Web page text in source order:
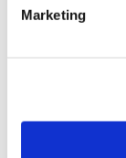
Marketing